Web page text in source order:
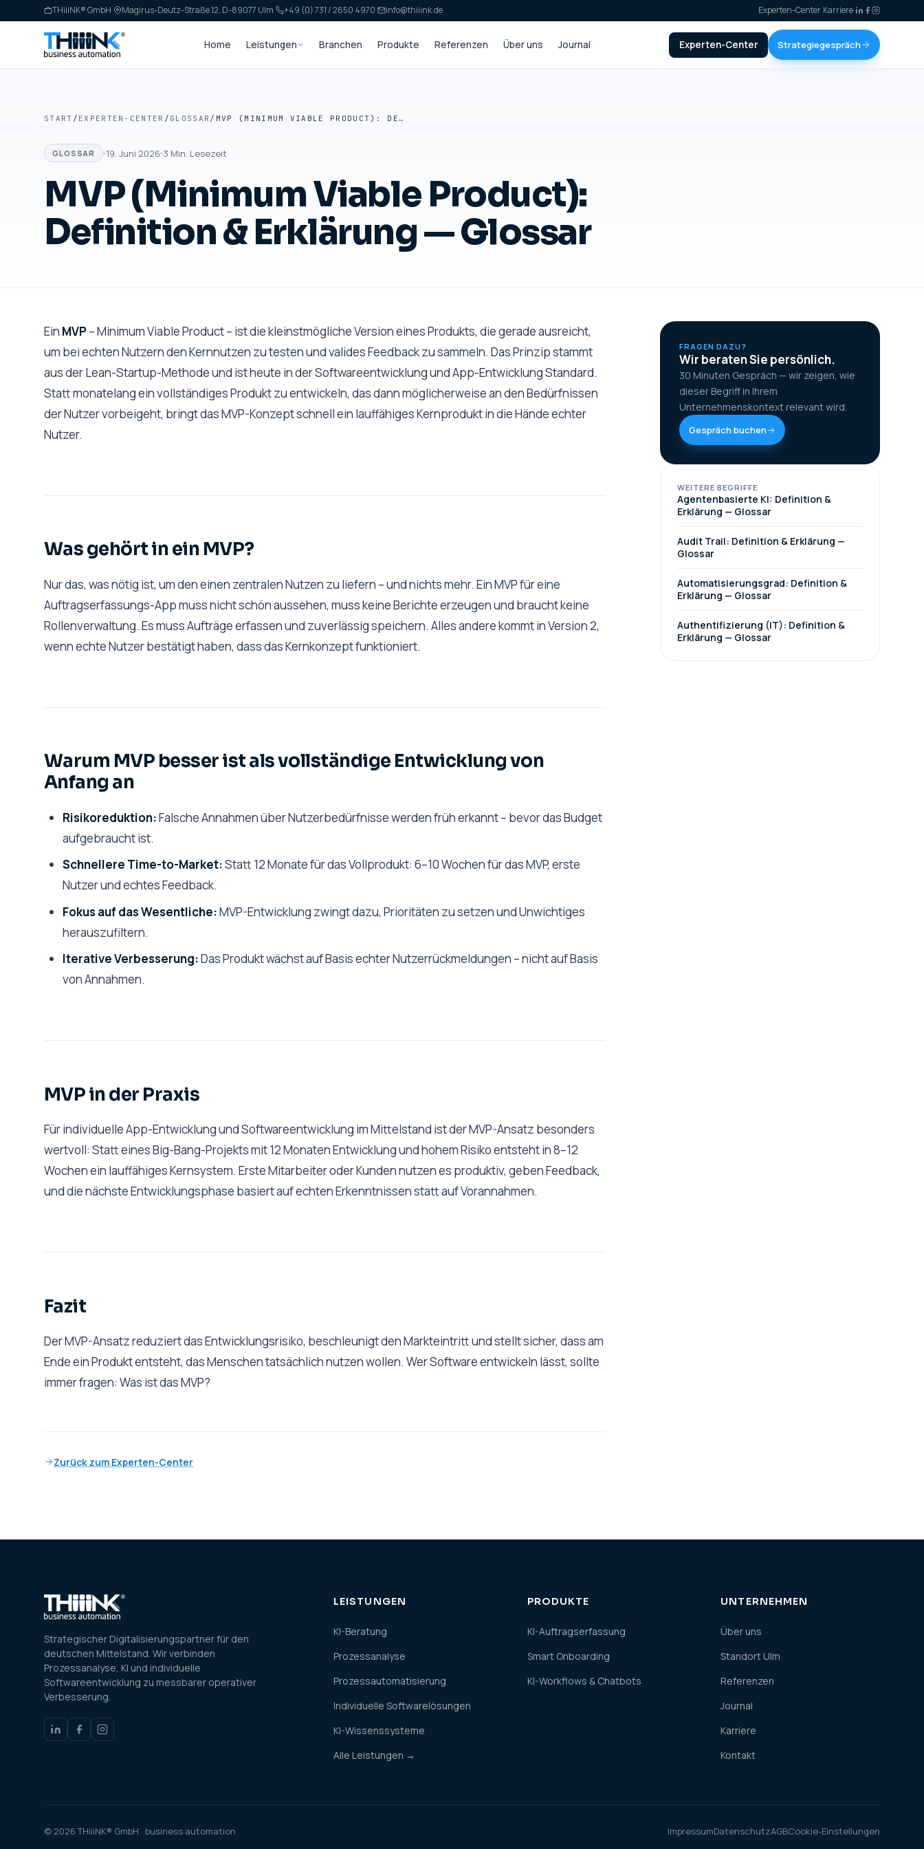
THiiiNK® GmbH· Magirus-Deutz-Straße 12, D-89077 Ulm· +49 (0) 731 / 2650 4970· info@thiiink.de Experten-Center·Karriere·
Home Leistungen Branchen Produkte Referenzen Über uns Journal Experten-Center Strategiegespräch
START / EXPERTEN-CENTER / GLOSSAR / MVP (MINIMUM VIABLE PRODUCT): DEFINITION & ERKLÄRUNG — GLOSSAR
GLOSSAR 19. Juni 2026 3 Min. Lesezeit
MVP (Minimum Viable Product):
Definition & Erklärung — Glossar
Ein MVP– Minimum Viable Product – ist die kleinstmögliche Version eines Produkts, die gerade ausreicht,
um bei echten Nutzern den Kernnutzen zu testen und valides Feedback zu sammeln. Das Prinzip stammt
aus der Lean-Startup-Methode und ist heute in der Softwareentwicklung und App-Entwicklung Standard.
Statt monatelang ein vollständiges Produkt zu entwickeln, das dann möglicherweise an den Bedürfnissen
der Nutzer vorbeigeht, bringt das MVP-Konzept schnell ein lauffähiges Kernprodukt in die Hände echter
Nutzer.
Was gehört in ein MVP?
Nur das, was nötig ist, um den einen zentralen Nutzen zu liefern – und nichts mehr. Ein MVP für eine
Auftragserfassungs-App muss nicht schön aussehen, muss keine Berichte erzeugen und braucht keine
Rollenverwaltung. Es muss Aufträge erfassen und zuverlässig speichern. Alles andere kommt in Version 2,
wenn echte Nutzer bestätigt haben, dass das Kernkonzept funktioniert.
Warum MVP besser ist als vollständige Entwicklung von
Anfang an
Risikoreduktion:Falsche Annahmen über Nutzerbedürfnisse werden früh erkannt – bevor das Budget
aufgebraucht ist.
Schnellere Time-to-Market:Statt 12 Monate für das Vollprodukt: 6–10 Wochen für das MVP, erste
Nutzer und echtes Feedback.
Fokus auf das Wesentliche:MVP-Entwicklung zwingt dazu, Prioritäten zu setzen und Unwichtiges
herauszufiltern.
Iterative Verbesserung:Das Produkt wächst auf Basis echter Nutzerrückmeldungen – nicht auf Basis
von Annahmen.
MVP in der Praxis
Für individuelle App-Entwicklung und Softwareentwicklung im Mittelstand ist der MVP-Ansatz besonders
wertvoll: Statt eines Big-Bang-Projekts mit 12 Monaten Entwicklung und hohem Risiko entsteht in 8–12
Wochen ein lauffähiges Kernsystem. Erste Mitarbeiter oder Kunden nutzen es produktiv, geben Feedback,
und die nächste Entwicklungsphase basiert auf echten Erkenntnissen statt auf Vorannahmen.
Fazit
Der MVP-Ansatz reduziert das Entwicklungsrisiko, beschleunigt den Markteintritt und stellt sicher, dass am
Ende ein Produkt entsteht, das Menschen tatsächlich nutzen wollen. Wer Software entwickeln lässt, sollte
immer fragen: Was ist das MVP?
Zurück zum Experten-Center
FRAGEN DAZU?
Wir beraten Sie persönlich.
30 Minuten Gespräch — wir zeigen, wie
dieser Begriff in Ihrem
Unternehmenskontext relevant wird.
Gespräch buchen
WEITERE BEGRIFFE
Agentenbasierte KI: Definition &
Erklärung — Glossar
Audit Trail: Definition & Erklärung —
Glossar
Automatisierungsgrad: Definition &
Erklärung — Glossar
Authentifizierung (IT): Definition &
Erklärung — Glossar
Strategischer Digitalisierungspartner für den
deutschen Mittelstand. Wir verbinden
Prozessanalyse, KI und individuelle
Softwareentwicklung zu messbarer operativer
Verbesserung.
LEISTUNGEN
KI-Beratung
Prozessanalyse
Prozessautomatisierung
Individuelle Softwarelösungen
KI-Wissenssysteme
Alle Leistungen →
PRODUKTE
KI-Auftragserfassung
Smart Onboarding
KI-Workflows & Chatbots
UNTERNEHMEN
Über uns
Standort Ulm
Referenzen
Journal
Karriere
Kontakt
© 2026 THiiiNK® GmbH · business automation ImpressumDatenschutzAGBCookie-Einstellungen